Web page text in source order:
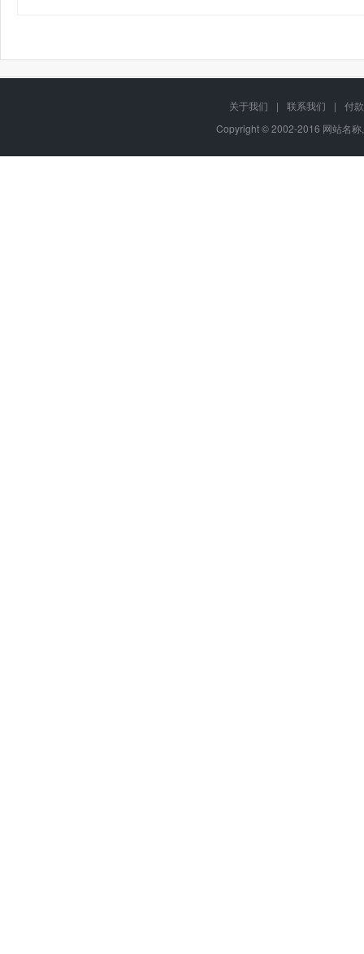
关于我们 | 联系我们 |
付
Copyright © 2002-2016 网站名